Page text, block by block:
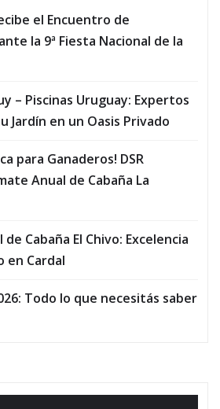
el Encuentro de
la 9ª Fiesta Nacional de la
– Piscinas Uruguay: Expertos
Jardín en un Oasis Privado
para Ganaderos! DSR
Anual de Cabaña La
Cabaña El Chivo: Excelencia
en Cardal
Todo lo que necesitás saber